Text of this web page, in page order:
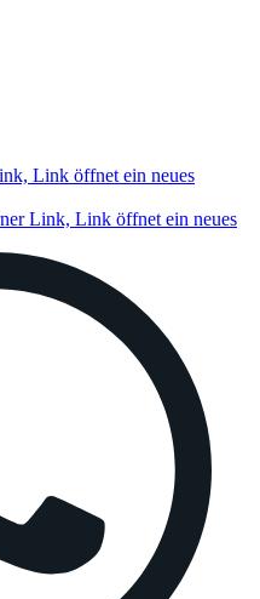
Link öffnet ein neues
Link, Link öffnet ein neues